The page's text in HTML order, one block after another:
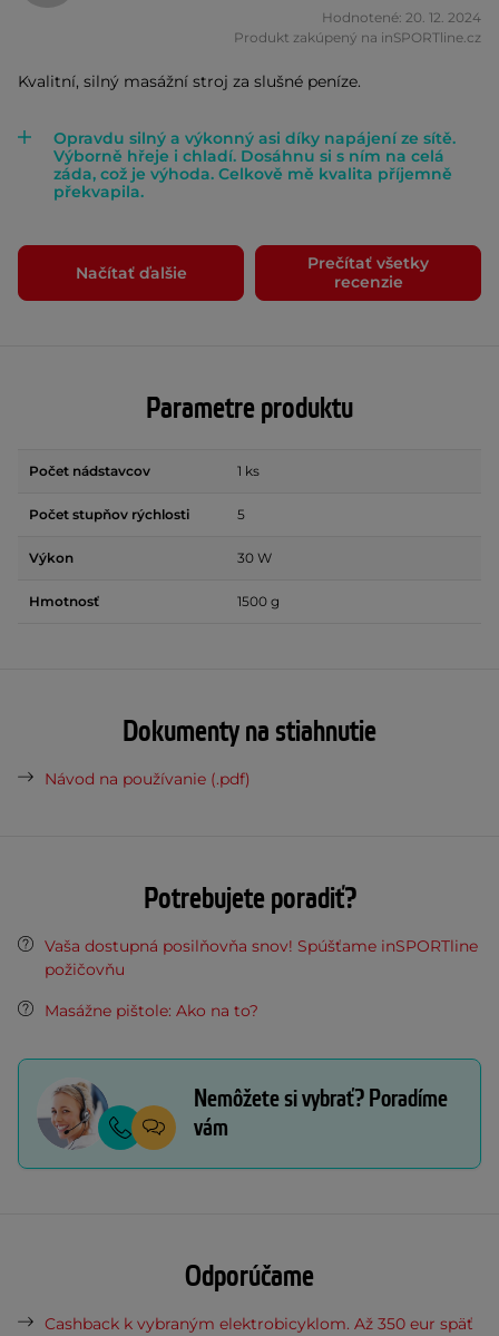
Hodnotené: 20. 12. 2024
Produkt zakúpený na inSPORTline.cz
Kvalitní, silný masážní stroj za slušné peníze.
Opravdu silný a výkonný asi díky napájení ze sítě.
Výborně hřeje i chladí. Dosáhnu si s ním na celá
záda, což je výhoda. Celkově mě kvalita příjemně
překvapila.
Načítať ďalšie
Prečítať všetky
recenzie
Parametre produktu
Počet nádstavcov 1 ks
Počet stupňov rýchlosti 5
Výkon 30 W
Hmotnosť 1500 g
Dokumenty na stiahnutie
Návod na používanie (.pdf)
Potrebujete poradiť?
Vaša dostupná posilňovňa snov! Spúšťame inSPORTline
požičovňu
Masážne pištole: Ako na to?
Nemôžete si vybrať? Poradíme
vám
Odporúčame
Cashback k vybraným elektrobicyklom. Až 350 eur späť